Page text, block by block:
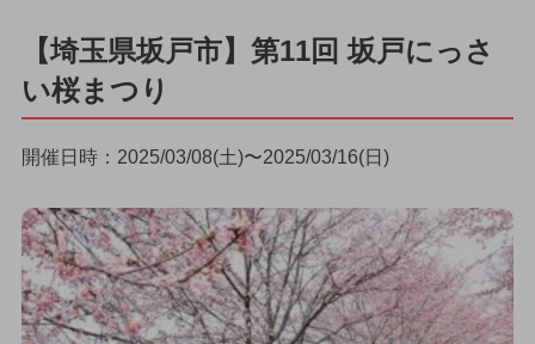
【埼玉県坂戸市】第11回 坂戸にっさ
い桜まつり
開催日時：2025/03/08(土)〜2025/03/16(日)